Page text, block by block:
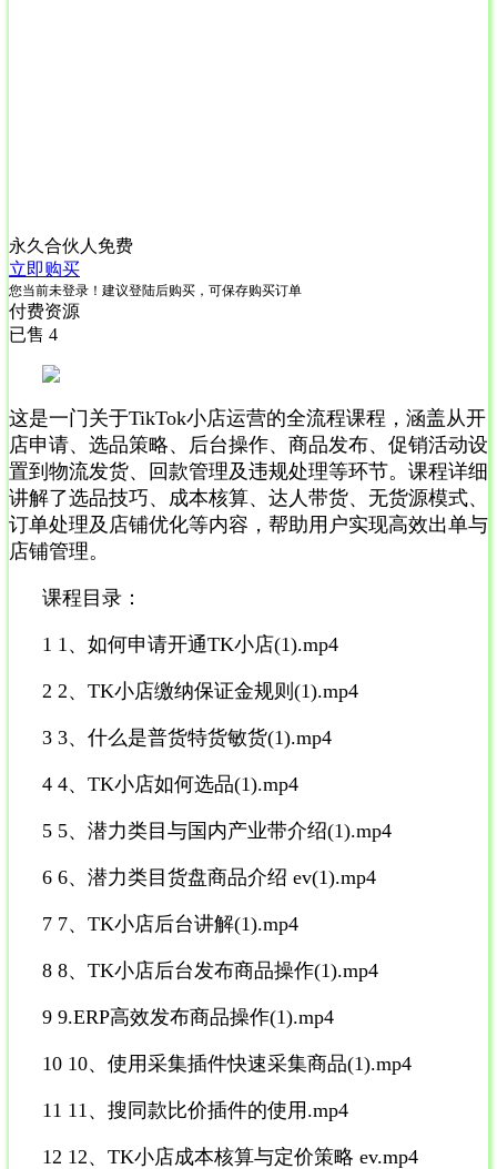
永久合伙人 免费
立即购买
您当前未登录！建议登陆后购买，可保存购买订单
付费资源
已售 4
这是一门关于TikTok小店运营的全流程课程，涵盖从开
店申请、选品策略、后台操作、商品发布、促销活动设
置到物流发货、回款管理及违规处理等环节。课程详细
讲解了选品技巧、成本核算、达人带货、无货源模式、
订单处理及店铺优化等内容，帮助用户实现高效出单与
店铺管理。
课程目录：
1 1、如何申请开通TK小店(1).mp4
2 2、TK小店缴纳保证金规则(1).mp4
3 3、什么是普货特货敏货(1).mp4
4 4、TK小店如何选品(1).mp4
5 5、潜力类目与国内产业带介绍(1).mp4
6 6、潜力类目货盘商品介绍 ev(1).mp4
7 7、TK小店后台讲解(1).mp4
8 8、TK小店后台发布商品操作(1).mp4
9 9.ERP高效发布商品操作(1).mp4
10 10、使用采集插件快速采集商品(1).mp4
11 11、搜同款比价插件的使用.mp4
12 12、TK小店成本核算与定价策略 ev.mp4